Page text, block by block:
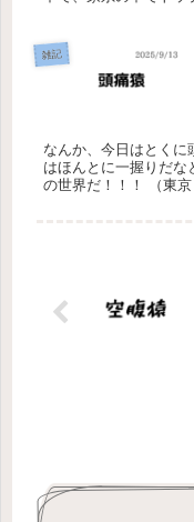
雑記
なんか、今日はとくに
はほんとに一握りだな
の世界だ！！！ （東